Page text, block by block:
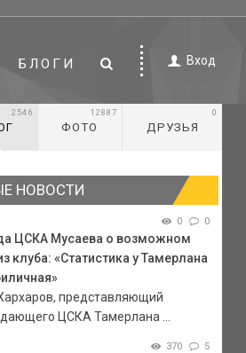
БЛОГИ Вход
2546
ФОТО
12887
ДРУЗЬЯ
0
НОВОСТИ
0 0
ЦСКА Мусаева о возможном
клуба: «Статистика у Тамерлана
представляющий
ЦСКА Тамерлана ...
370 5